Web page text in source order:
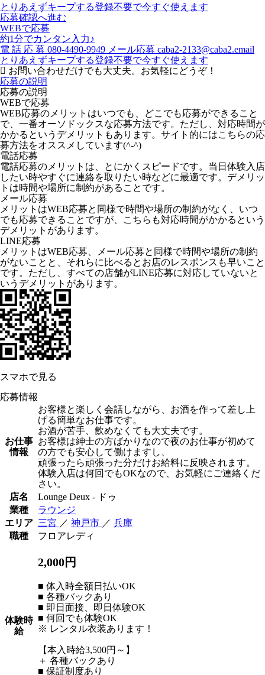
とりあえずキープする登録不要で今すぐ使えます
応募確認へ進む
WEBで応募
約1分でカンタン入力♪
電 話 応 募 080-4490-9949 メール応募 caba2-2133@caba2.email
とりあえずキープする登録不要で今すぐ使えます
お問い合わせだけでも大丈夫。お気軽にどうぞ！
応募の説明
応募の説明
WEBで応募
WEB応募のメリットはいつでも、どこでも応募ができること
で、一番オーソドックスな応募方法です。ただし、対応時間が
かかるというデメリットもあります。サイト的にはこちらの応
募方法をオススメしています(^-^)
電話応募
電話応募のメリットは、とにかくスピードです。当日体験入店
したい時やすぐに連絡を取りたい時などに最適です。デメリッ
トは時間や場所に制約があることです。
メール応募
メリットはWEB応募と同様で時間や場所の制約がなく、いつ
でも応募できることですが、こちらも対応時間がかかるという
デメリットがあります。
LINE応募
メリットはWEB応募、メール応募と同様で時間や場所の制約
がないことと、それらに比べるとお店のレスポンスも早いこと
です。ただし、すべての店舗がLINE応募に対応していないと
いうデメリットがあります。
スマホで見る
応募情報
お仕事
情報
お客様と楽しく会話しながら、お酒を作って差し上
げる簡単なお仕事です。
お酒が苦手、飲めなくても大丈夫です。
お客様は紳士の方ばかりなので夜のお仕事が初めて
の方でも安心して働けますし、
頑張ったら頑張った分だけお給料に反映されます。
体験入店は何回でもOKなので、お気軽にご連絡くだ
さい。
店名
Lounge Deux - ドゥ
業種
ラウンジ
エリア 三宮 ／ 神戸市 ／ 兵庫
職種
フロアレディ
体験時
給
2,000円
■ 体入時全額日払いOK
■ 各種バックあり
■ 即日面接、即日体験OK
■ 何回でも体験OK
※ レンタル衣装あります！
【本入時給3,500円～】
＋ 各種バックあり
■ 保証制度あり